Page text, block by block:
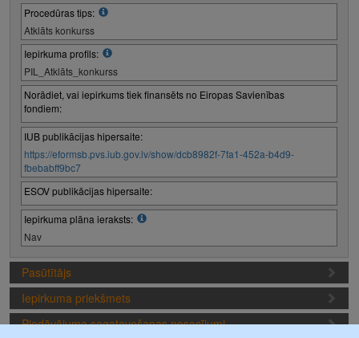
Procedūras tips:
Atklāts konkurss
Iepirkuma profils:
PIL_Atklāts_konkurss
Norādiet, vai iepirkums tiek finansēts no Eiropas Savienības
fondiem:
IUB publikācijas hipersaite:
https://eformsb.pvs.iub.gov.lv/show/dcb8982f-7fa1-452a-b4d9-
fbebabff9bc7
ESOV publikācijas hipersaite:
Iepirkuma plāna ieraksts:
Nav
Pasūtītājs
Iepirkuma priekšmets
Piedāvājuma sagatavošanas nosacījumi